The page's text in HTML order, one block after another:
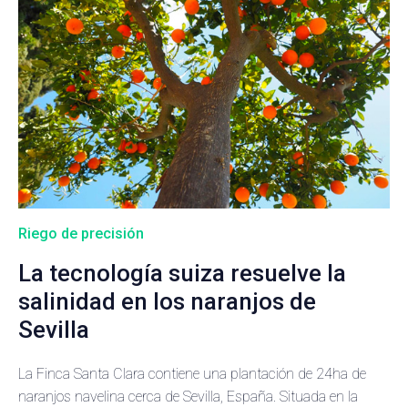
Riego de precisión
La tecnología suiza resuelve la
salinidad en los naranjos de
Sevilla
La Finca Santa Clara contiene una plantación de 24ha de
naranjos navelina cerca de Sevilla, España. Situada en la